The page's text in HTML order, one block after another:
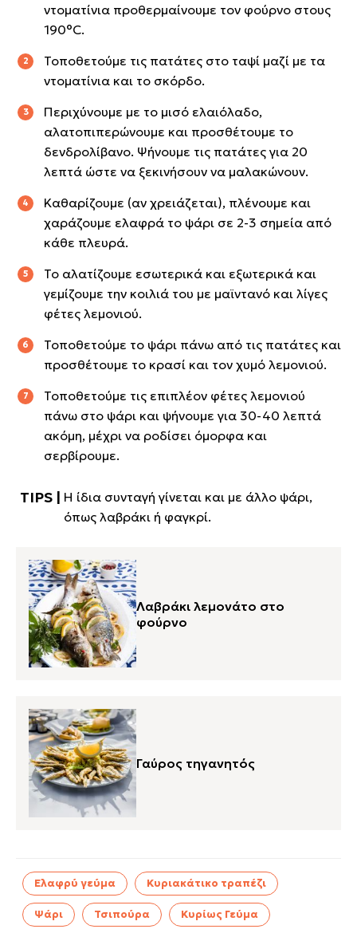
ντοματίνια προθερμαίνουμε τον φούρνο στους
190°C.
Τοποθετούμε τις πατάτες στο ταψί μαζί με τα
ντοματίνια και το σκόρδο.
Περιχύνουμε με το μισό ελαιόλαδο,
αλατοπιπερώνουμε και προσθέτουμε το
δενδρολίβανο. Ψήνουμε τις πατάτες για 20
λεπτά ώστε να ξεκινήσουν να μαλακώνουν.
Καθαρίζουμε (αν χρειάζεται), πλένουμε και
χαράζουμε ελαφρά το ψάρι σε 2-3 σημεία από
κάθε πλευρά.
Το αλατίζουμε εσωτερικά και εξωτερικά και
γεμίζουμε την κοιλιά του με μαϊντανό και λίγες
φέτες λεμονιού.
Τοποθετούμε το ψάρι πάνω από τις πατάτες και
προσθέτουμε το κρασί και τον χυμό λεμονιού.
Τοποθετούμε τις επιπλέον φέτες λεμονιού
πάνω στο ψάρι και ψήνουμε για 30-40 λεπτά
ακόμη, μέχρι να ροδίσει όμορφα και
σερβίρουμε.
Η ίδια συνταγή γίνεται και με άλλο ψάρι,
όπως λαβράκι ή φαγκρί.
Λαβράκι λεμονάτο στο
φούρνο
Γαύρος τηγανητός
Ελαφρύ γεύμα Κυριακάτικο τραπέζι
Ψάρι Τσιπούρα Κυρίως Γεύμα